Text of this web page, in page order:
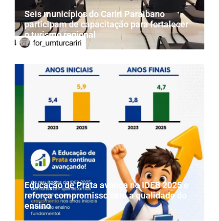
Seis municípios do Cariri Paraibano
participam de capacitação para fortalecer
o turismo regional
Educação de Prata avança no IDEB 2025 e
reforça compromisso com a qualidade do
ensino